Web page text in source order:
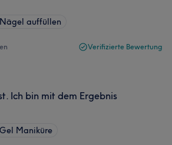
Nägel auffüllen
Verifizierte Bewertung
Ich bin mit dem Ergebnis
Gel Maniküre